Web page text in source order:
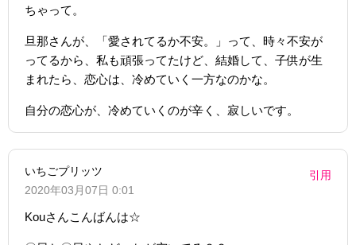
ちゃって。
旦那さんが、「愛されてるか不安。」って、時々不安が
ってるから、私も頑張ってたけど、結婚して、子供が生
まれたら、恋心は、冷めていく一方なのかな。
自分の恋心が、冷めていくのが辛く、寂しいです。
いちごプリッツ
2020年03月07日 0:01
引用
Kouさんこんばんは☆